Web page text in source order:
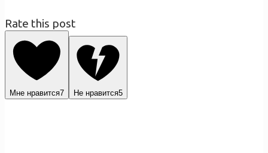
Rate this post
Мне нравится7 Не нравится5